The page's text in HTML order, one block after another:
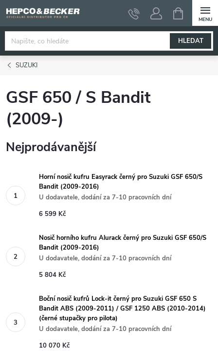
na
obsah
HLEDAT
NÁKUPNÍ
KOŠÍK
SUZUKI
GSF 650 / S Bandit
(2009-)
Nejprodávanější
Horní nosič kufru Easyrack černý pro Suzuki GSF 650/S
Bandit (2009-2016)
U dodavatele, dodání za 7-10 pracovních dní
6 599 Kč
Nosič horního kufru Alurack černý pro Suzuki GSF 650/S
Bandit (2009-2016)
U dodavatele, dodání za 7-10 pracovních dní
5 804 Kč
Boční nosič kufrů Lock-it černý pro Suzuki GSF 650 S
Bandit ABS (2009-2011) / GSF 1250 ABS (2010-2014)
(černé stupačky pro pilota)
U dodavatele, dodání za 7-10 pracovních dní
10 070 Kč